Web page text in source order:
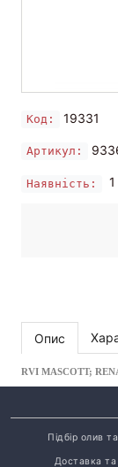
Код: 19331
Артикул:
Наявність: 1
Опис
RVI MASCOTT;
Підбір олив
Доставка та